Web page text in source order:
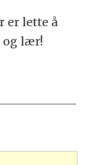
er lette å
og lær!